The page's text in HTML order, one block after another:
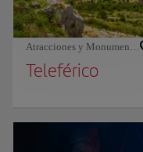
Atracciones y Monumentos
Teleférico